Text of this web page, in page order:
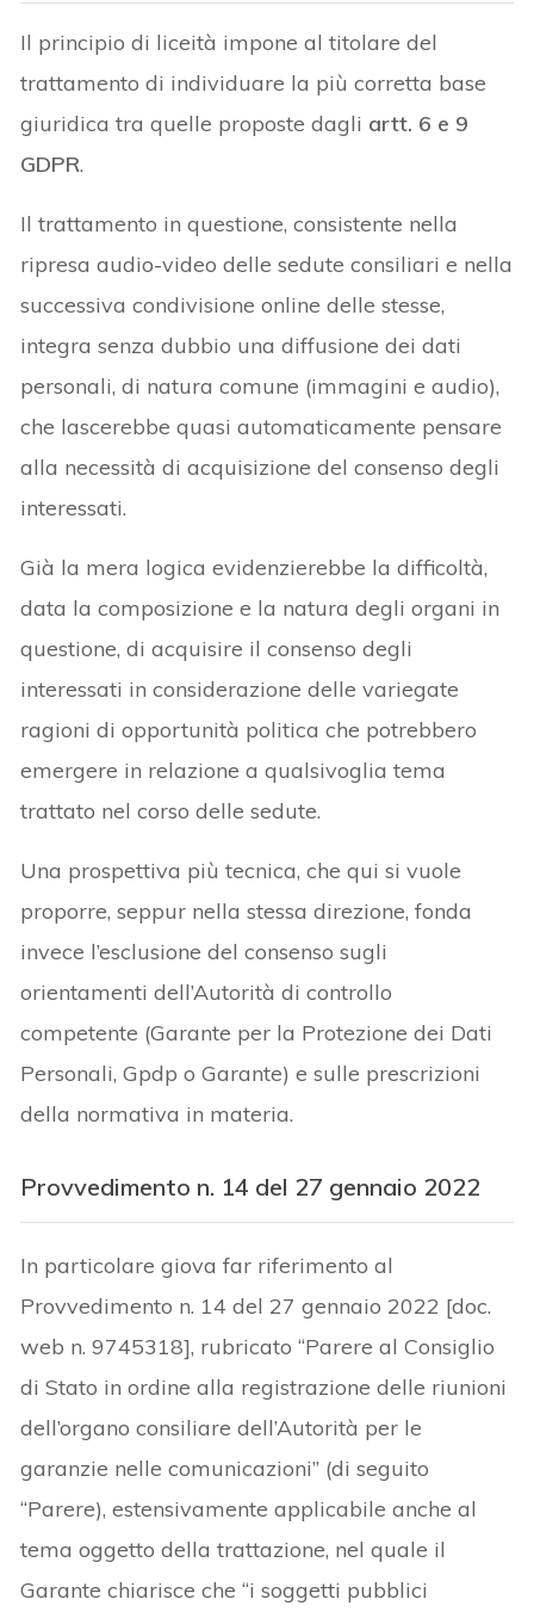
Il principio di liceità impone al titolare del
trattamento di individuare la più corretta base
giuridica tra quelle proposte dagli artt. 6 e 9
GDPR.
Il trattamento in questione, consistente nella
ripresa audio-video delle sedute consiliari e nella
successiva condivisione online delle stesse,
integra senza dubbio una diffusione dei dati
personali, di natura comune (immagini e audio),
che lascerebbe quasi automaticamente pensare
alla necessità di acquisizione del consenso degli
interessati.
Già la mera logica evidenzierebbe la difficoltà,
data la composizione e la natura degli organi in
questione, di acquisire il consenso degli
interessati in considerazione delle variegate
ragioni di opportunità politica che potrebbero
emergere in relazione a qualsivoglia tema
trattato nel corso delle sedute.
Una prospettiva più tecnica, che qui si vuole
proporre, seppur nella stessa direzione, fonda
invece l’esclusione del consenso sugli
orientamenti dell’Autorità di controllo
competente (Garante per la Protezione dei Dati
Personali, Gpdp o Garante) e sulle prescrizioni
della normativa in materia.
Provvedimento n. 14 del 27 gennaio 2022
In particolare giova far riferimento al
Provvedimento n. 14 del 27 gennaio 2022 [doc.
web n. 9745318], rubricato “Parere al Consiglio
di Stato in ordine alla registrazione delle riunioni
dell’organo consiliare dell’Autorità per le
garanzie nelle comunicazioni” (di seguito
“Parere), estensivamente applicabile anche al
tema oggetto della trattazione, nel quale il
Garante chiarisce che “i soggetti pubblici